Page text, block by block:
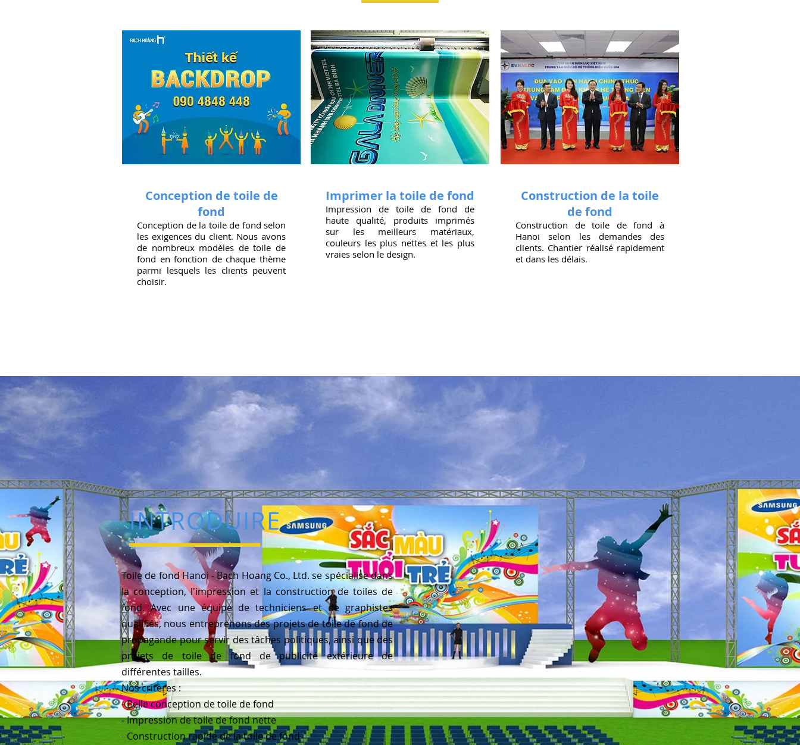
Conception de toile de
fond
Conception de la toile de fond selon
les exigences du client. Nous avons
de nombreux modèles de toile de
fond en fonction de chaque thème
parmi lesquels les clients peuvent
choisir.
Imprimer la toile de fond
Impression de toile de fond de
haute qualité, produits imprimés
sur les meilleurs matériaux,
couleurs les plus nettes et les plus
vraies selon le design.
Construction de la toile
de fond
Construction de toile de fond à
Hanoi selon les demandes des
clients. Chantier réalisé rapidement
et dans les délais.
INTRODUIRE
Toile de fond Hanoi - Bach Hoang Co., Ltd. se spécialise dans
la conception, l'impression et la construction de toiles de
fond. Avec une équipe de techniciens et de graphistes
qualifiés, nous entreprenons des projets de toile de fond de
propagande pour servir des tâches politiques, ainsi que des
projets de toile de fond de publicité extérieure de
différentes tailles.
Nos critères :
- Belle conception de toile de fond
- Impression de toile de fond nette
- Construction rapide de la toile de fond